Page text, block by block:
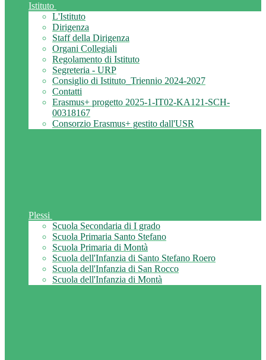
Istituto
L'Istituto
Dirigenza
Staff della Dirigenza
Organi Collegiali
Regolamento di Istituto
Segreteria - URP
Consiglio di Istituto_Triennio 2024-2027
Contatti
Erasmus+ progetto 2025-1-IT02-KA121-SCH-
00318167
Consorzio Erasmus+ gestito dall'USR
Plessi
Scuola Secondaria di I grado
Scuola Primaria Santo Stefano
Scuola Primaria di Montà
Scuola dell'Infanzia di Santo Stefano Roero
Scuola dell'Infanzia di San Rocco
Scuola dell'Infanzia di Montà